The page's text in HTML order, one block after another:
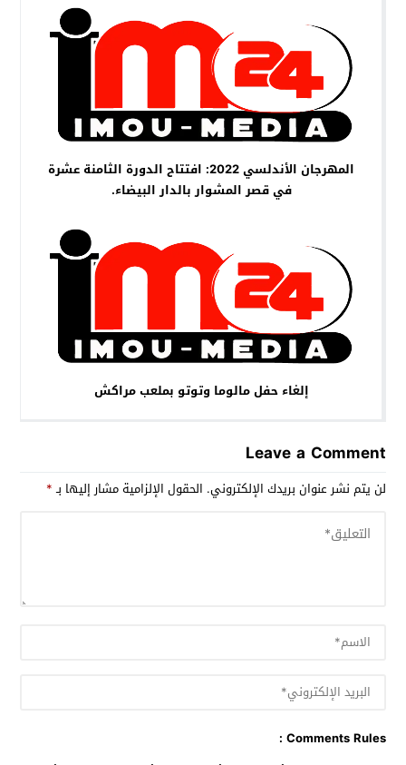
المهرجان الأندلسي 2022: افتتاح الدورة الثامنة عشرة
في قصر المشوار بالدار البيضاء.
إلغاء حفل مالوما وتوتو بملعب مراكش
Leave a Comment
لن يتم نشر عنوان بريدك الإلكتروني. الحقول الإلزامية مشار إليها بـ*
Comments Rules :